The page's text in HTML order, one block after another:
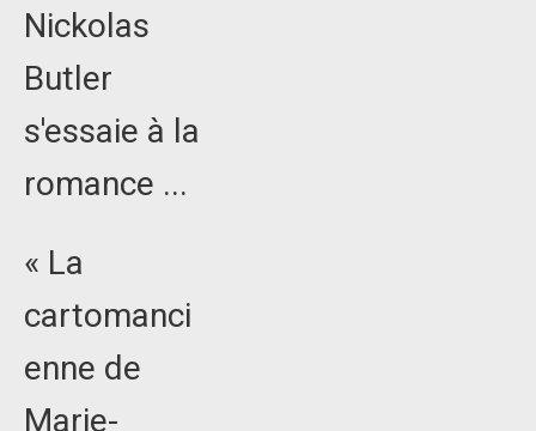
Nickolas
Butler
s'essaie à la
romance ...
« La
cartomanci
enne de
Marie-